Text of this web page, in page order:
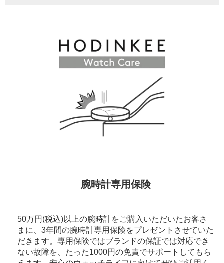
腕時計専用保険
50万円(税込)以上の腕時計をご購入いただいたお客さ
まに、3年間の腕時計専用保険をプレゼントさせていた
だきます。専用保険ではブランドの保証では対応でき
ない故障を、たった1000円の免責でサポートしてもら